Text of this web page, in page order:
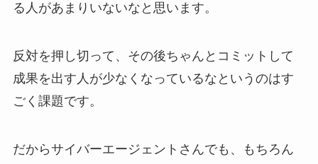
る人があまりいないなと思います。
反対を押し切って、その後ちゃんとコミットして
成果を出す人が少なくなっているなというのはす
ごく課題です。
だからサイバーエージェントさんでも、もちろん